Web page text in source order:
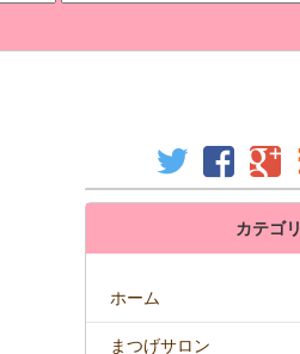
カテゴリ
ホーム
まつげサロン